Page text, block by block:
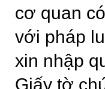
cơ quan
với pháp
xin nhập
Giấy tờ